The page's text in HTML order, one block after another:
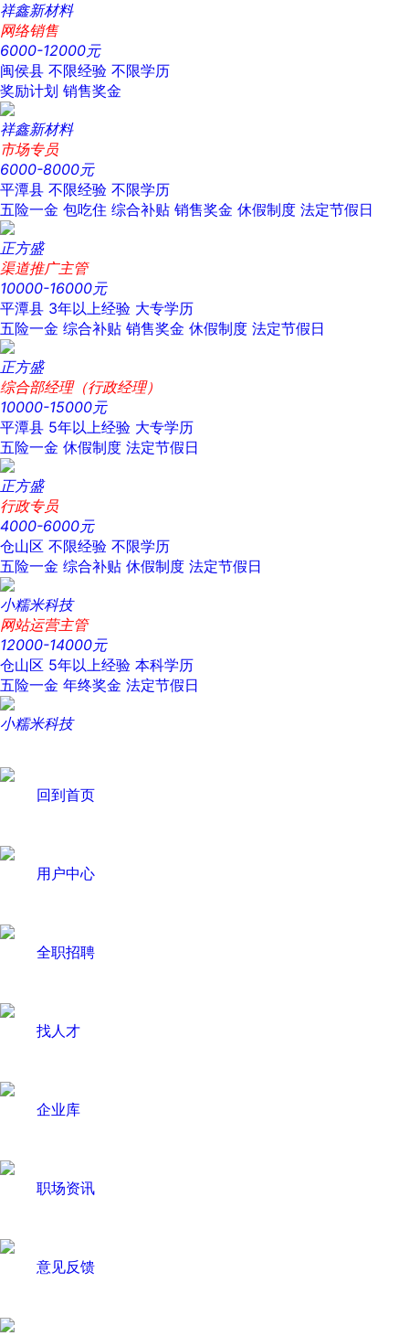
祥鑫新材料
网络销售
6000-12000元
闽侯县 不限经验 不限学历
奖励计划 销售奖金
祥鑫新材料
市场专员
6000-8000元
平潭县 不限经验 不限学历
五险一金 包吃住 综合补贴 销售奖金 休假制度 法定节假日
正方盛
渠道推广主管
10000-16000元
平潭县 3年以上经验 大专学历
五险一金 综合补贴 销售奖金 休假制度 法定节假日
正方盛
综合部经理（行政经理）
10000-15000元
平潭县 5年以上经验 大专学历
五险一金 休假制度 法定节假日
正方盛
行政专员
4000-6000元
仓山区 不限经验 不限学历
五险一金 综合补贴 休假制度 法定节假日
小糯米科技
网站运营主管
12000-14000元
仓山区 5年以上经验 本科学历
五险一金 年终奖金 法定节假日
小糯米科技
回到首页
用户中心
全职招聘
找人才
企业库
职场资讯
意见反馈